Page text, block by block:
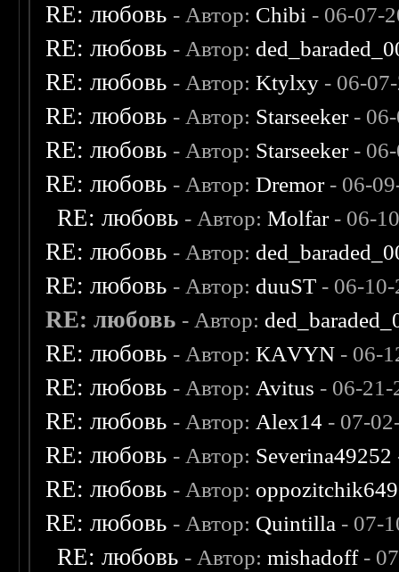
RE: любовь - Автор: Chibi - 06-07-
RE: любовь - Автор:
RE: любовь - Автор:Ktylxy - 06-
RE: любовь - Автор: Starseeker- 06-
RE: любовь - Автор: Starseeker- 06-
RE: любовь - Автор:Dremor- 06-
RE: любовь - Автор:Molfar- 06-
RE: любовь - Автор:
RE: любовь - Автор: duuST - 06-
RE: любовь - Автор:
RE: любовь - Автор:КАVYN - 06-
RE: любовь - Автор: Avitus - 06-
RE: любовь - Автор: Alex14 - 07-
RE: любовь - Автор: Severina49252
RE: любовь - Автор: oppozitchik649
RE: любовь - Автор: Quintilla - 07-
RE: любовь - Автор:mishadoff-